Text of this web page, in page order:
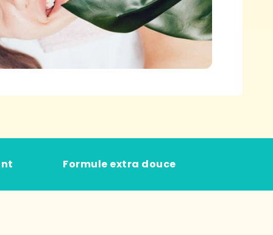
Formule extra douce